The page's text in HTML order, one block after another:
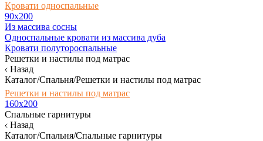
Кровати односпальные
90х200
Из массива сосны
Односпальные кровати из массива дуба
Кровати полутороспальные
Решетки и настилы под матрас
Назад
Каталог/Спальня/Решетки и настилы под матрас
Решетки и настилы под матрас
160х200
Спальные гарнитуры
Назад
Каталог/Спальня/Спальные гарнитуры